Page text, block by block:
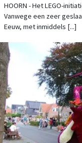
HOORN - Het LEGO-
Vanwege een zeer
Eeuw, met inmiddels [...]